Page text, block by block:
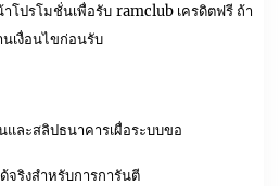
โปรโมชั่นเพื่อรับ ramclub เครดิตฟรี ถ้า
เงื่อนไขก่อนรับ
และสลิปธนาคารเผื่อระบบขอ
จริงสำหรับการการันตี